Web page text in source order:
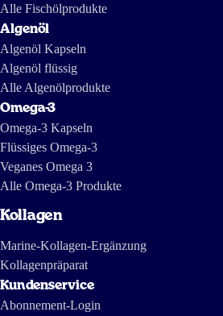
een abonnement, dat aangepast kan worden,
je nooit zonder zit.
Helen
Het lost handig en smaakloos op in wat koude
lekker is! Mijn huid voelt zachter aan en nagels
Geweldig product. Verzending ook perfect.
Alle Fischölprodukte
Algenöl
Algenöl Kapseln
Algenöl flüssig
Alle Algenölprodukte
Omega-3
Omega-3 Kapseln
Flüssiges Omega-3
Veganes Omega 3
Alle Omega-3 Produkte
Kollagen
Marine-Kollagen-Ergänzung
Kollagenpräparat
Kundenservice
Abonnement-Login